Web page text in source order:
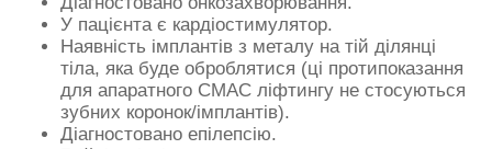
У пацієнта є кардіостимулятор.
Наявність імплантів з металу на тій ділянці
тіла, яка буде оброблятися (ці протипоказання
для апаратного СМАС ліфтингу не стосуються
зубних коронок/імплантів).
Діагностовано епілепсію.